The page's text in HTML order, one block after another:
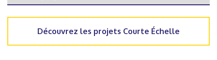
Découvrez les projets Courte Échelle